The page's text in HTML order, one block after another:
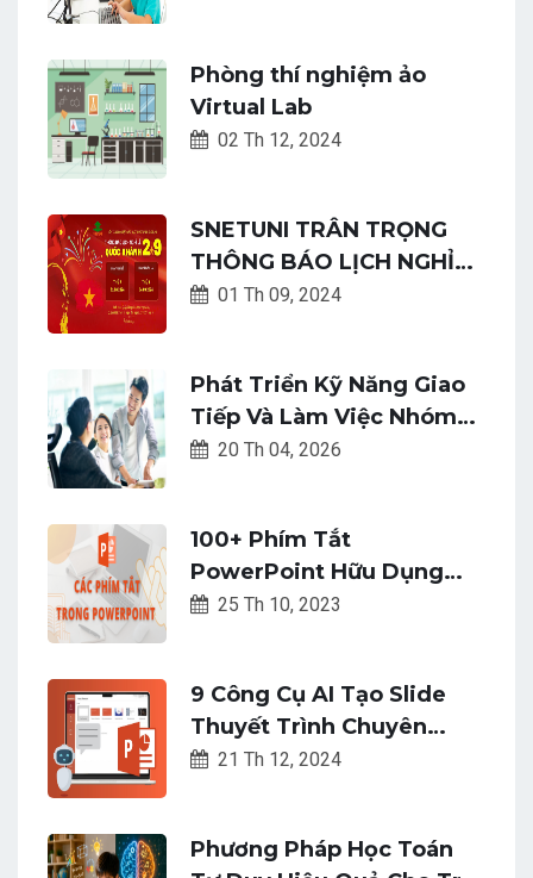
Phòng thí nghiệm ảo
Virtual Lab
02 Th 12, 2024
SNETUNI TRÂN TRỌNG
THÔNG BÁO LỊCH NGHỈ
LỄ QUỐC KHÁNH
01 Th 09, 2024
Phát Triển Kỹ Năng Giao
Tiếp Và Làm Việc Nhóm
Trong Môi Trường Số
20 Th 04, 2026
100+ Phím Tắt
PowerPoint Hữu Dụng
Giúp Bài Thuyết Trình Của
25 Th 10, 2023
9 Công Cụ AI Tạo Slide
Thuyết Trình Chuyên
Nghiệp Và Nhanh Chóng
21 Th 12, 2024
Phương Pháp Học Toán